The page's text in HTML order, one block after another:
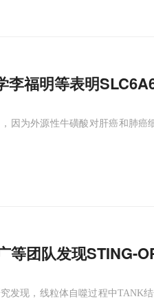
福明等表明
因为外源性牛磺酸对肝癌和肺癌
团队发现STING-
发现，线粒体自噬过程中TANK